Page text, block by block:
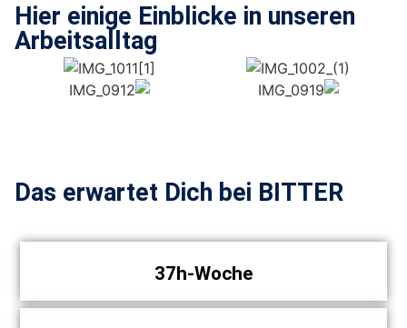
Hier einige Einblicke in unseren
Arbeitsalltag
Das erwartet Dich bei BITTER
37h-Woche